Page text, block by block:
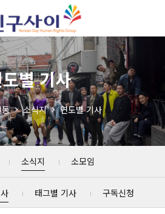
별 기사
소식지 연도별 기사
소식지 소모임
태그별 기사 구독신청